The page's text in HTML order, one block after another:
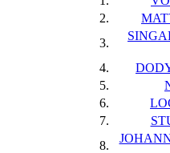
2.
3.
4.
5.
6.
7.
8.